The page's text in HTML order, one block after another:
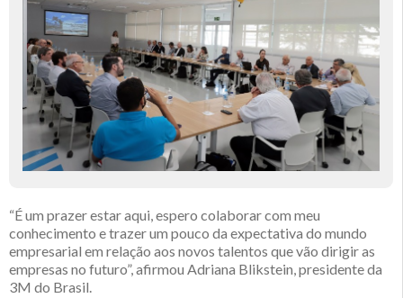
“É um prazer estar aqui, espero colaborar com meu
conhecimento e trazer um pouco da expectativa do mundo
empresarial em relação aos novos talentos que vão dirigir as
empresas no futuro”, afirmou Adriana Blikstein, presidente da
3M do Brasil.